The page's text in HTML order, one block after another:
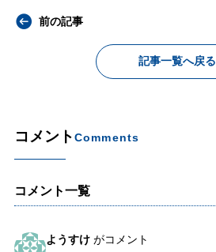
前の記事
記事一覧へ戻る
コメントComments
コメント一覧
ようすけ がコメント